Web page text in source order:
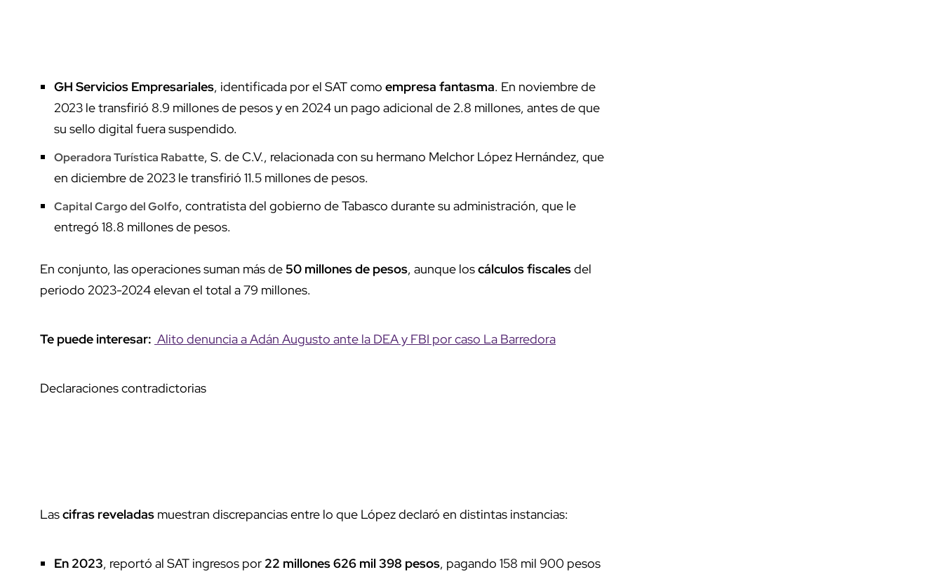
GH Servicios Empresariales, identificada por el SAT como empresa fantasma. En noviembre de
2023 le transfirió 8.9 millones de pesos y en 2024 un pago adicional de 2.8 millones, antes de que
su sello digital fuera suspendido.
Operadora Turística Rabatte, S. de C.V., relacionada con su hermano Melchor López Hernández, que
en diciembre de 2023 le transfirió 11.5 millones de pesos.
Capital Cargo del Golfo, contratista del gobierno de Tabasco durante su administración, que le
entregó 18.8 millones de pesos.
En conjunto, las operaciones suman más de50 millones de pesos, aunque loscálculos fiscalesdel
periodo 2023-2024 elevan el total a 79 millones.
Te puede interesar: Alito denuncia a Adán Augusto ante la DEA y FBI por caso La Barredora
Declaraciones contradictorias
Lascifras reveladas muestran discrepancias entre lo que López declaró en distintas instancias:
En 2023, reportó al SAT ingresos por 22 millones 626 mil 398 pesos, pagando 158 mil 900 pesos